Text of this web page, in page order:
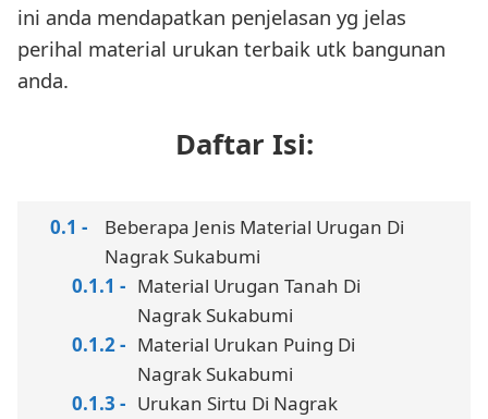
ini anda mendapatkan penjelasan yg jelas
perihal material urukan terbaik utk bangunan
anda.
Daftar Isi:
Beberapa Jenis Material Urugan Di
Nagrak Sukabumi
Material Urugan Tanah Di
Nagrak Sukabumi
Material Urukan Puing Di
Nagrak Sukabumi
Urukan Sirtu Di Nagrak